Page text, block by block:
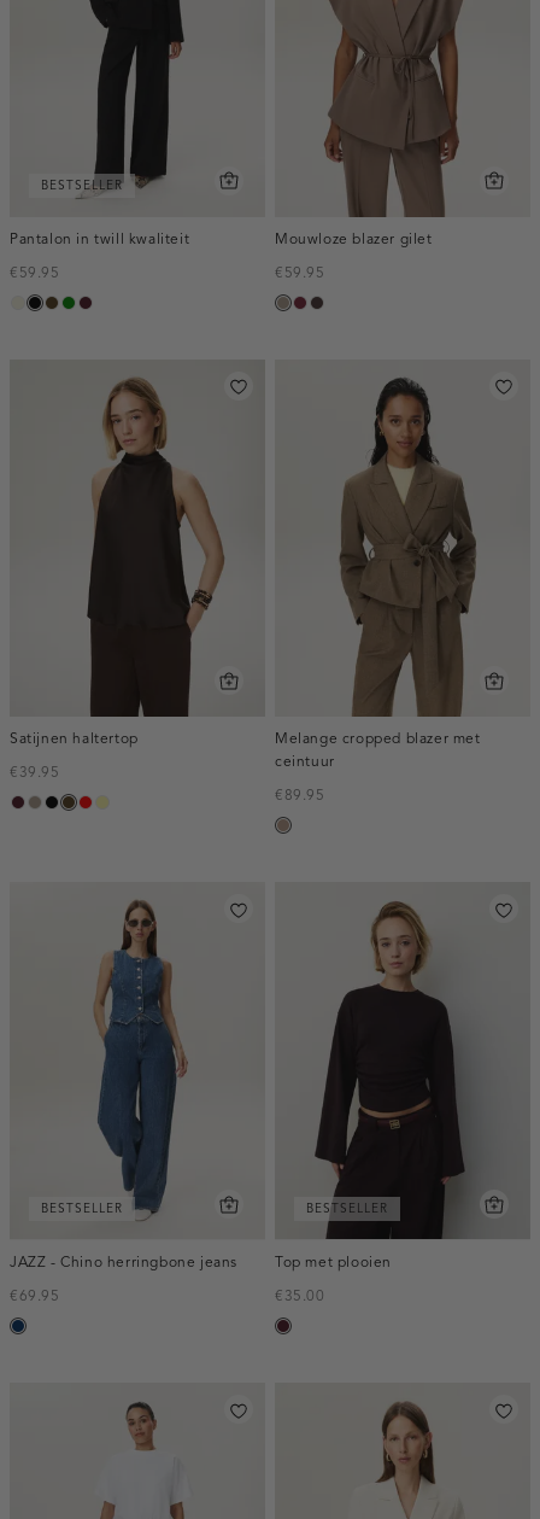
BESTSELLER
Pantalon in twill kwaliteit
€59.95
ecru
zwart
toffee
groenpruim,
Mouwloze blazer gilet
€59.95
taupe,
bordeaux,
choco,
Satijnen haltertop
€39.95
pruim,
taupe,
zwart
toffee
roodlichtgeel
Melange cropped blazer met
ceintuur
€89.95
taupe,
BESTSELLER
JAZZ - Chino herringbone jeans
€69.95
blauw,
BESTSELLER
Top met plooien
€35.00
pruim,